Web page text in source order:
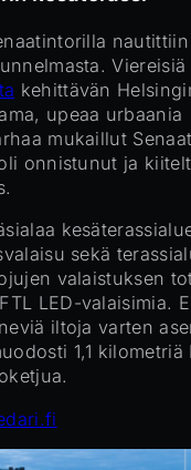
Viereisiä
kehittävän
upeaa urbaania
mukaillut
onnistunut ja
sekä
valaistuksen
LED-valaisimia.
iltoja varten
1,1 kilometriä